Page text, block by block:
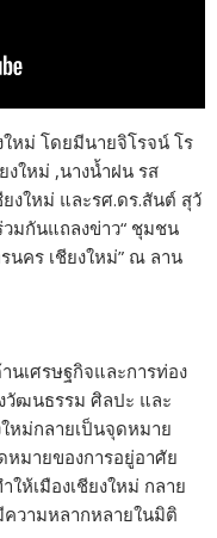
หม่ โดยมีนายจิโรจน์ โร
งใหม่ ,นางน้ำฝน รส
งใหม่ และรศ.ดร.สันต์ สุวั
มกันแถลงข่าว“ ชุมชน
นคร เชียงใหม่” ณ ลาน
นเศรษฐกิจและการท่อง
วัฒนธรรม ศิลปะ และ
หม่กลายเป็นจุดหมาย
หมายของการอยู่อาศัย
ห้เมืองเชียงใหม่ กลาย
ความหลากหลายในมิติ